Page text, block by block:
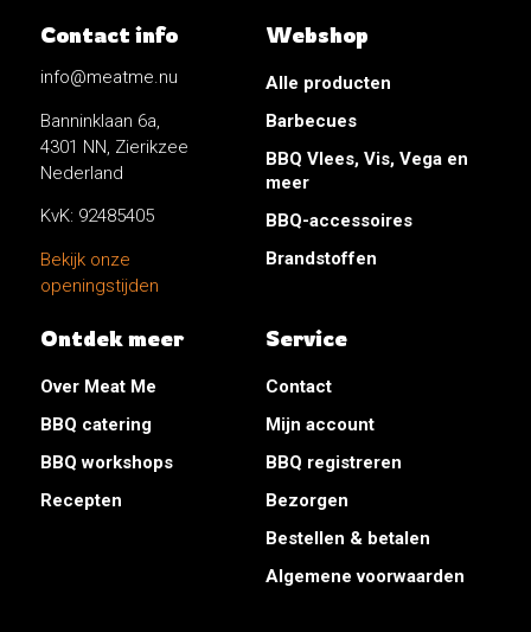
Contact info
info@meatme.nu
Banninklaan 6a,
4301 NN, Zierikzee
Nederland
KvK: 92485405
Bekijk onze
openingstijden
Webshop
Alle producten
Barbecues
BBQ Vlees, Vis, Vega en
meer
BBQ-accessoires
Brandstoffen
Ontdek meer
Over Meat Me
BBQ catering
BBQ workshops
Recepten
Service
Contact
Mijn account
BBQ registreren
Bezorgen
Bestellen & betalen
Algemene voorwaarden